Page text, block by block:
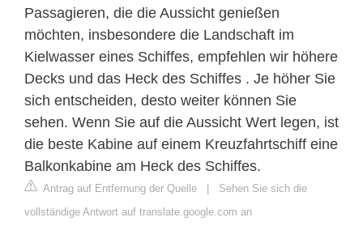
Passagieren, die die Aussicht genießen
möchten, insbesondere die Landschaft im
Kielwasser eines Schiffes, empfehlen wir höhere
Decks und das Heck des Schiffes . Je höher Sie
sich entscheiden, desto weiter können Sie
sehen. Wenn Sie auf die Aussicht Wert legen, ist
die beste Kabine auf einem Kreuzfahrtschiff eine
Balkonkabine am Heck des Schiffes.
Antrag auf Entfernung der Quelle | Sehen Sie sich die
vollständige Antwort auf translate.google.com an